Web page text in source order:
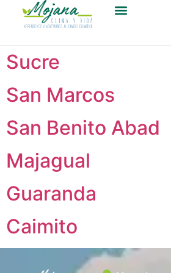
Sucre
San Marcos
San Benito Abad
Majagual
Guaranda
Caimito